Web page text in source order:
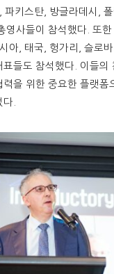
파키스탄, 방글라데시,
영사들이 참석했다. 또한
아, 태국, 헝가리, 슬로
표들도 참석했다. 이들의
력을 위한 중요한 플랫폼
.